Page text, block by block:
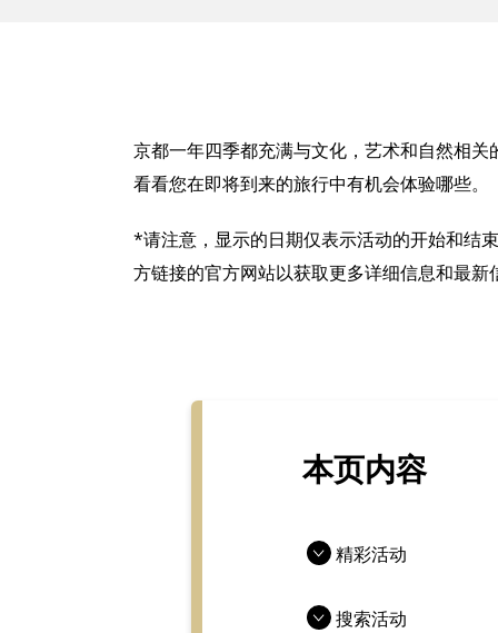
京都一年四季都充满与文化，艺术和自然相
看看您在即将到来的旅行中有机会体验哪些。
*请注意，显示的日期仅表示活动的开始和结
方链接的官方网站以获取更多详细信息和最新
本页内容
精彩活动
搜索活动